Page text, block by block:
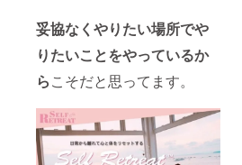
妥協なくやりたい場所でや
りたいことをやっているか
らこそだと思ってます。